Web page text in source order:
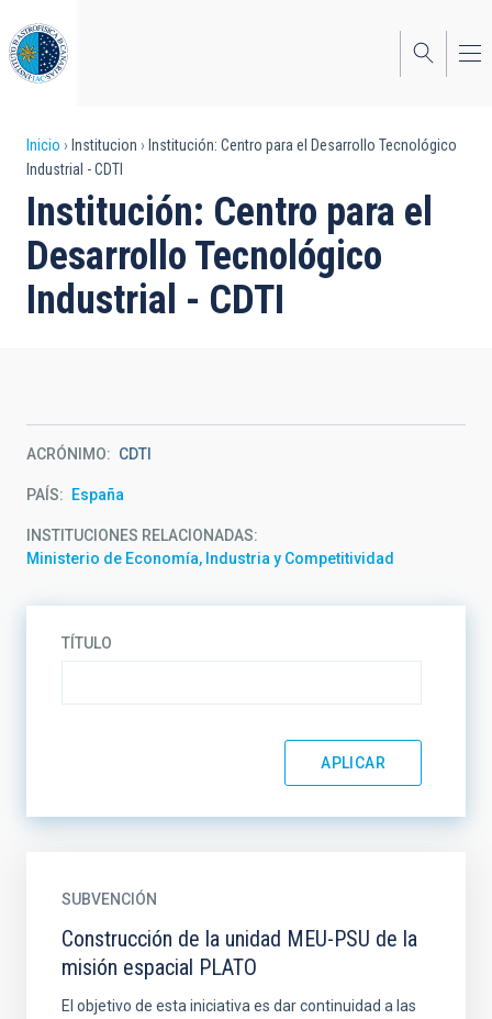
al
contenido
principal
Sobrescribir
enlaces
de
ayuda
a
Inicio Institucion
Institución: Centro para el Desarrollo Tecnológico
Industrial - CDTI
Institución: Centro para el
Desarrollo Tecnológico
Industrial - CDTI
ACRÓNIMO CDTI
PAÍS España
INSTITUCIONES RELACIONADAS
Ministerio de Economía, Industria y Competitividad
TÍTULO
SUBVENCIÓN
Construcción de la unidad MEU-PSU de la
misión espacial PLATO
El objetivo de esta iniciativa es dar continuidad a las